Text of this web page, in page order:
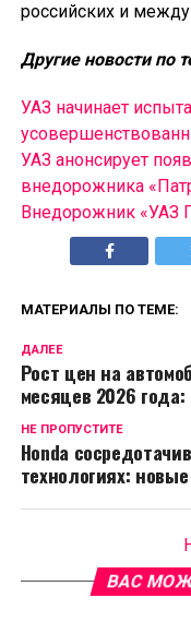
российских и
Другие новости по
УАЗ начинает
УАЗ анонсирует
внедорожника
Внедорожник «УАЗ
МАТЕРИАЛЫ ПО ТЕМЕ:
ДАЛЕЕ
Рост цен на
месяцев 2026
НЕ ПРОПУСТИТЕ
Honda
технологиях:
ВАС